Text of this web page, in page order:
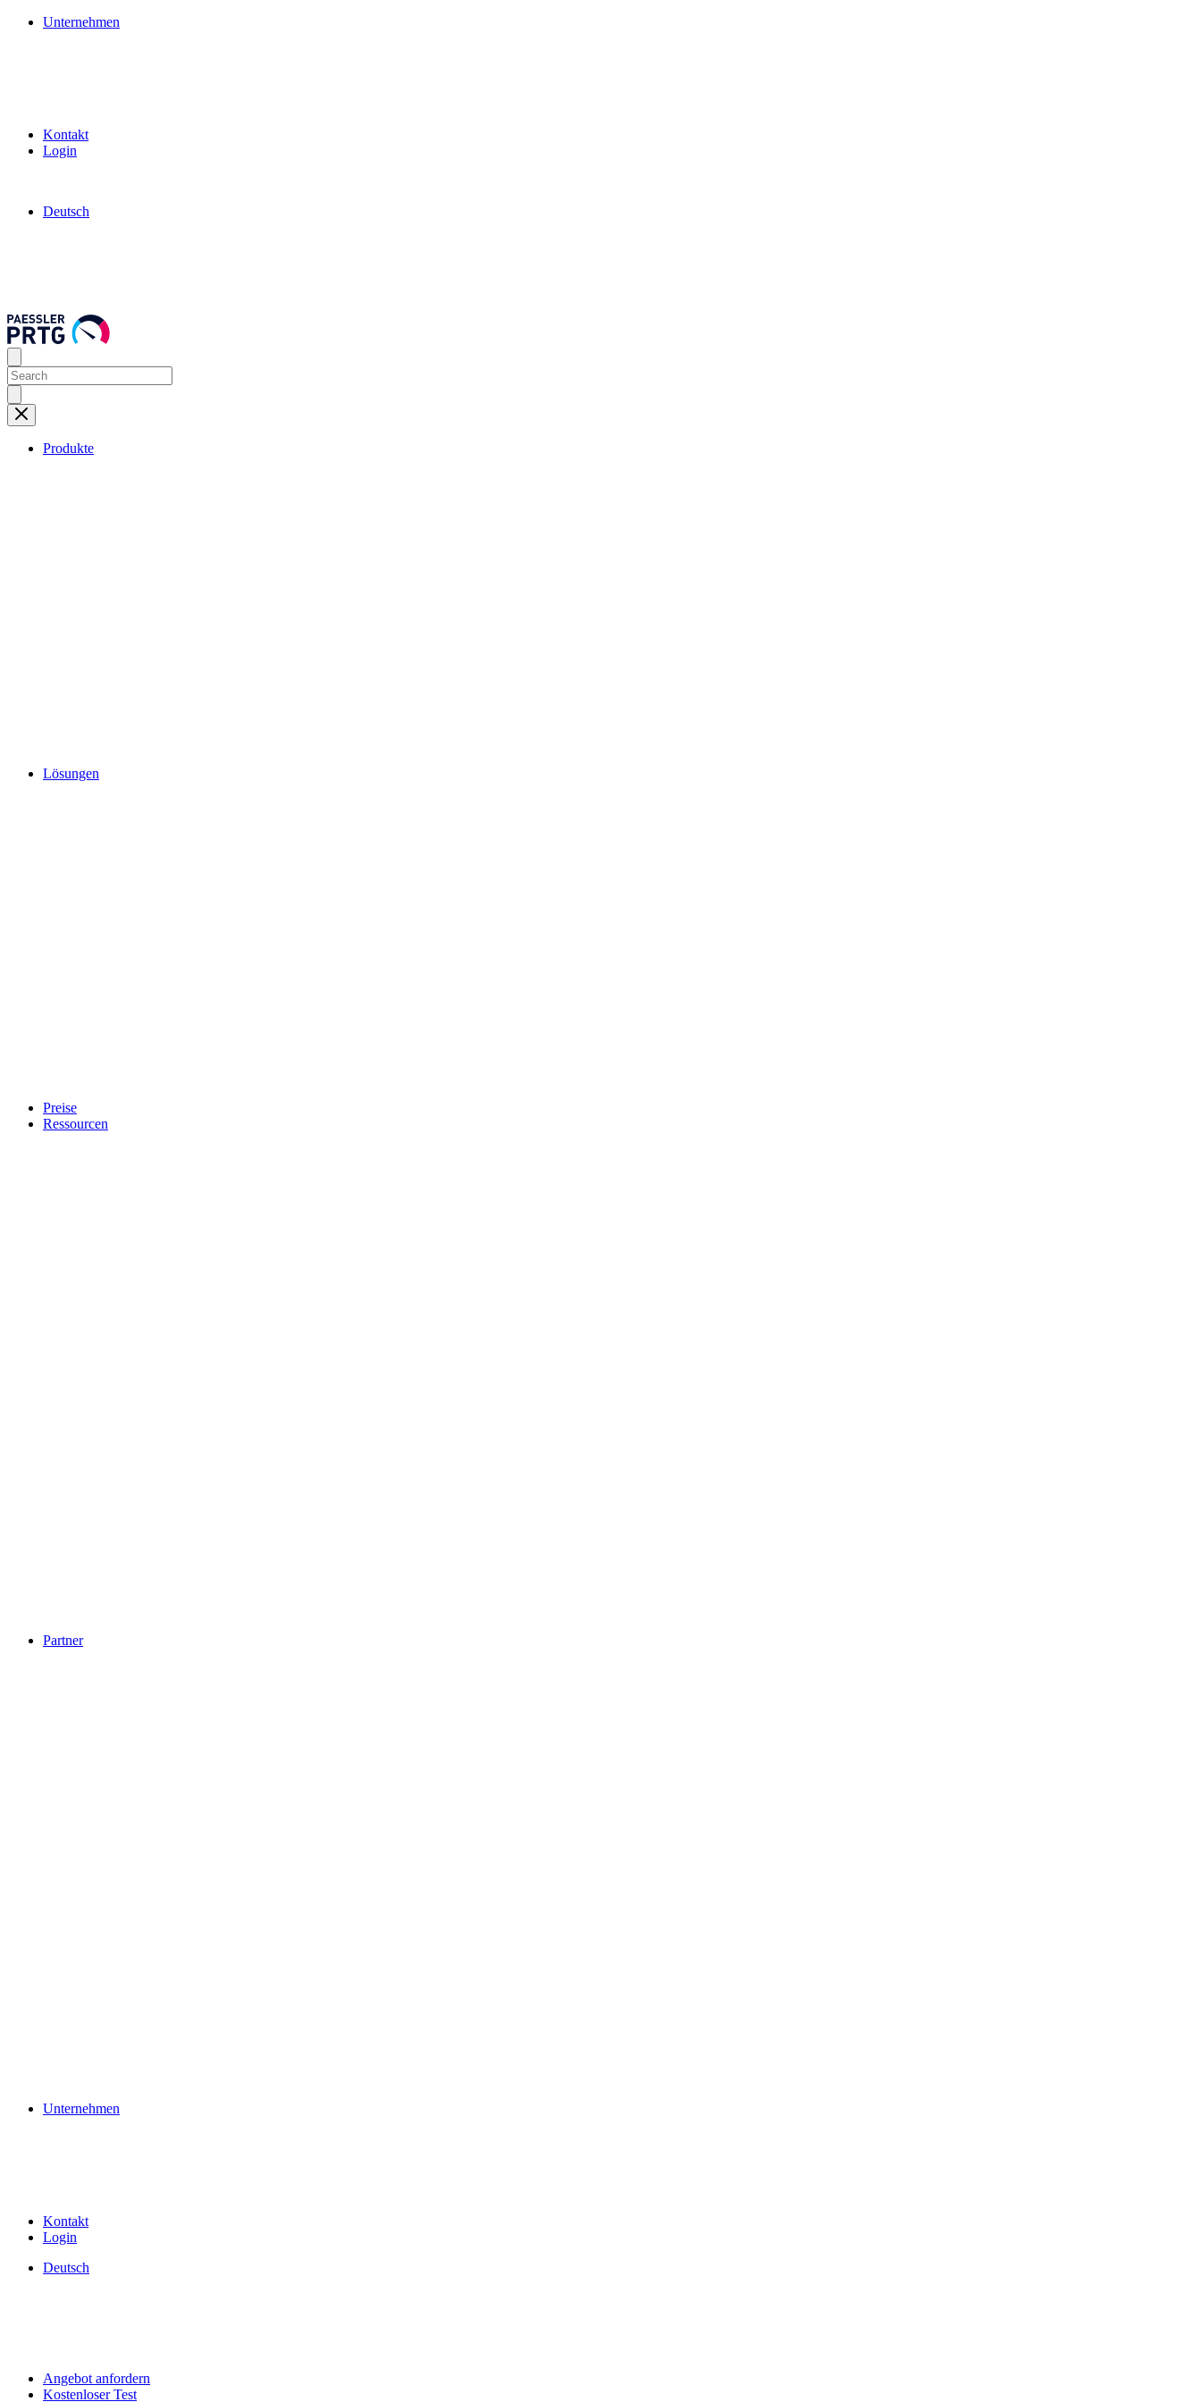
Unternehmen
Kontakt
Login
Deutsch
Produkte
Lösungen
Preise
Ressourcen
Partner
Unternehmen
Kontakt
Login
Deutsch
Angebot anfordern
Kostenloser Test